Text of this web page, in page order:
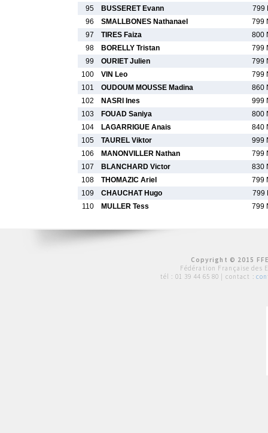
95
BUSSERET Evann
799
96
SMALLBONES Nathanael
799
97
TIRES Faiza
800
98
BORELLY Tristan
799
99
OURIET Julien
799
100
VIN Leo
799
101
OUDOUM MOUSSE Madina
860
102
NASRI Ines
999
103
FOUAD Saniya
800
104
LAGARRIGUE Anais
840
105
TAUREL Viktor
999
106
MANONVILLER Nathan
799
107
BLANCHARD Victor
830
108
THOMAZIC Ariel
799
109
CHAUCHAT Hugo
799
110
MULLER Tess 799
Copyright © 2015
Fédération Française des
tél : 01 39 44 65 80 | contact :